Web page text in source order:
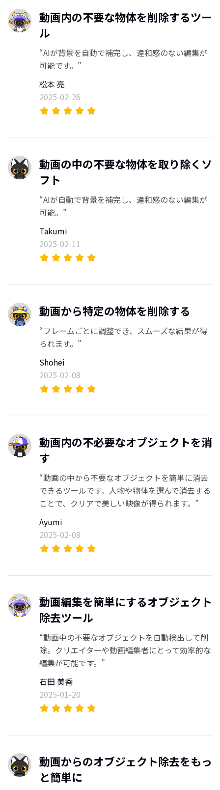
動画内の不要な物体を削除するツー
ル
“AIが背景を自動で補完し、違和感のない編集が
可能です。”
松本 亮
2025-02-26
動画の中の不要な物体を取り除くソ
フト
“AIが自動で背景を補完し、違和感のない編集が
可能。”
Takumi
2025-02-11
動画から特定の物体を削除する
“フレームごとに調整でき、スムーズな結果が得
られます。”
Shohei
2025-02-08
動画内の不必要なオブジェクトを消
す
“動画の中から不要なオブジェクトを簡単に消去
できるツールです。人物や物体を選んで消去する
ことで、クリアで美しい映像が得られます。”
Ayumi
2025-02-08
動画編集を簡単にするオブジェクト
除去ツール
“動画中の不要なオブジェクトを自動検出して削
除。クリエイターや動画編集者にとって効率的な
編集が可能です。”
石田 美香
2025-01-20
動画からのオブジェクト除去をもっ
と簡単に